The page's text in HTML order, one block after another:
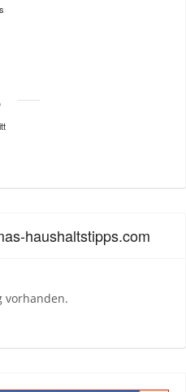
haushaltstipps.com
vorhanden.